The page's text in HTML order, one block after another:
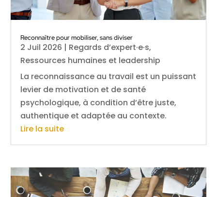
Reconnaître pour mobiliser, sans diviser
2 Juil 2026 | Regards d’expert·e·s,
Ressources humaines et leadership
La reconnaissance au travail est un puissant
levier de motivation et de santé
psychologique, à condition d’être juste,
authentique et adaptée au contexte.
Lire la suite